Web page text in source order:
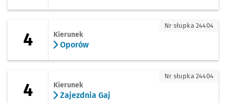
4 Kierunek
Oporów
Nr słupka 24404
4 Kierunek
Zajezdnia Gaj
Nr słupka 24404